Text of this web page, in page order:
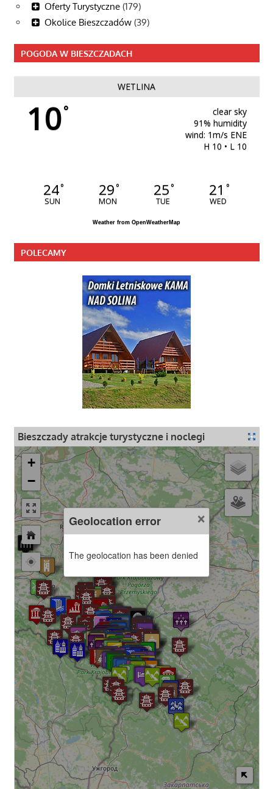
Oferty Turystyczne (179)
Okolice Bieszczadów (39)
POGODA W BIESZCZADACH
WETLINA
10°
clear sky
91% humidity
wind: 1m/s ENE
H 10 • L 10
24°
SUN
29°
MON
25°
TUE
21 °
WED
Weather from OpenWeatherMap
POLECAMY
Bieszczady atrakcje turystyczne i noclegi
+
−
×
Geolocation error
The geolocation has been denied